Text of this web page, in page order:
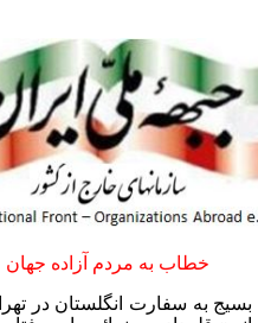
خطاب به مردم آزاده جهان
به سفارت انگلستان در